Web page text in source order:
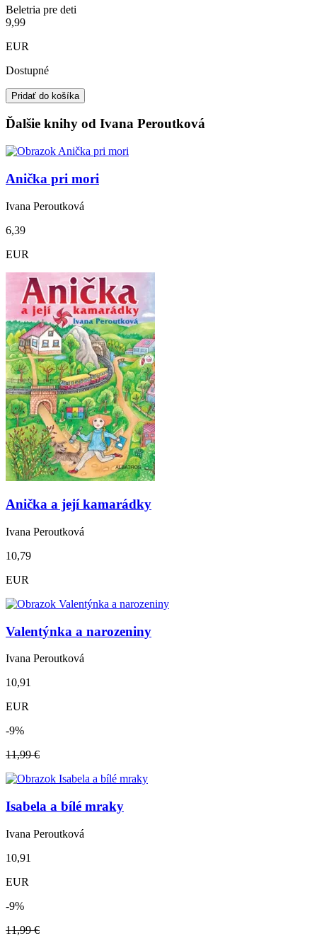
Beletria pre deti
9,99
EUR
Dostupné
Pridať do košíka
Ďalšie knihy od Ivana Peroutková
Anička pri mori
Ivana Peroutková
6,39
EUR
Anička a její kamarádky
Ivana Peroutková
10,79
EUR
Valentýnka a narozeniny
Ivana Peroutková
10,91
EUR
-9%
11,99 €
Isabela a bílé mraky
Ivana Peroutková
10,91
EUR
-9%
11,99 €